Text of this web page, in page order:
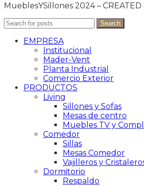
MueblesYSillones 2024 –
Search
EMPRESA
Institucional
Mader-Vent
Planta Industrial
Comercio Exterior
PRODUCTOS
Living
Sillones y Sofas
Mesas de centro
Muebles TV y
Comedor
Sillas
Mesas Comedor
Vajilleros y
Dormitorio
Respaldo